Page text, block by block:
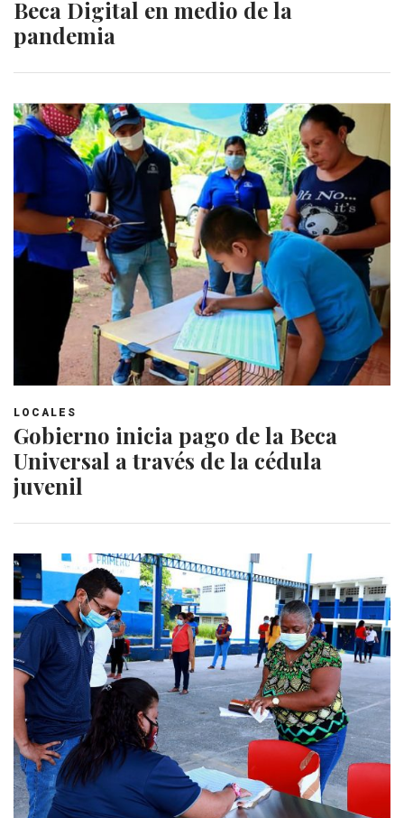
Beca Digital en medio de la
pandemia
LOCALES
Gobierno inicia pago de la Beca
Universal a través de la cédula
juvenil